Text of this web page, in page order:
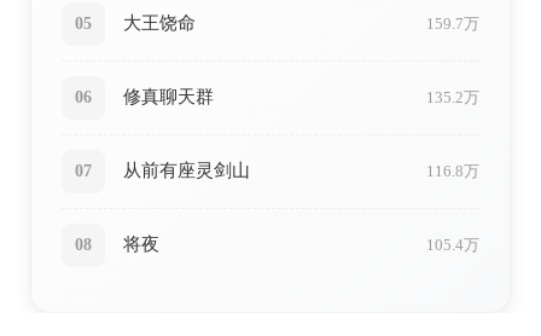
05 大王饶命 159.7万
06 修真聊天群 135.2万
07 从前有座灵剑山 116.8万
08 将夜 105.4万